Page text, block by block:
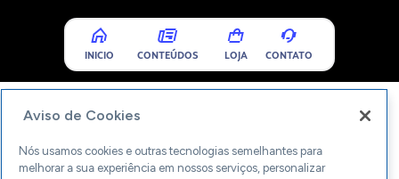
INICIO CONTEÚDOS LOJA CONTATO
Aviso de Cookies
Nós usamos cookies e outras tecnologias semelhantes para
melhorar a sua experiência em nossos serviços, personalizar